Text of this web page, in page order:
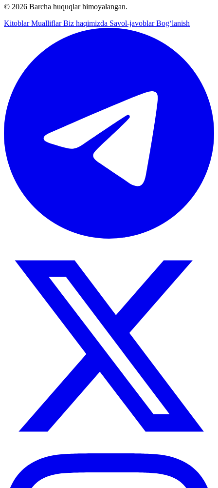
© 2026 Barcha huquqlar himoyalangan.
KitoblarMualliflarBiz haqimizda Savol-javoblarBog‘lanish